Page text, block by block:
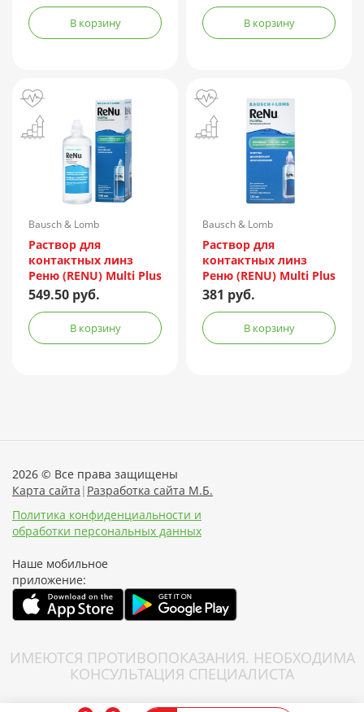
В корзину В корзину
Bausch & Lomb
Incorporated/Италия
Раствор для
контактных линз
Реню (RENU) Multi Plus
240мл + контейнер
549.50 руб.
В корзину
Bausch & Lomb
Incorporated/Италия
Раствор для
контактных линз
Реню (RENU) Multi Plus
120мл + контейнер
381 руб.
В корзину
2026 © Все права защищены
Карта сайта | Разработка сайта М.Б.
Политика конфиденциальности и
обработки персональных данных
Наше мобильное
приложение:
ИМЕЮТСЯ ПРОТИВОПОКАЗАНИЯ. НЕОБХОДИМА
КОНСУЛЬТАЦИЯ СПЕЦИАЛИСТА